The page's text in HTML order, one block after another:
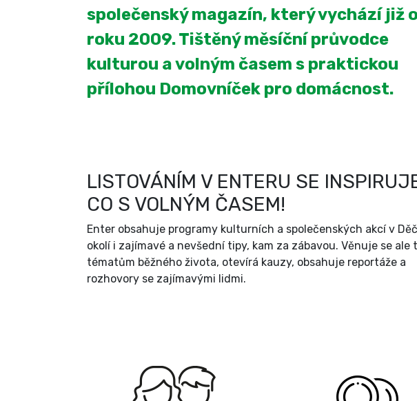
společenský magazín, který vychází již
roku 2009. Tištěný měsíční průvodce
kulturou a volným časem s praktickou
přílohou Domovníček pro domácnost.
LISTOVÁNÍM V ENTERU SE
CO S VOLNÝM ČASEM!
Enter obsahuje programy kulturních a společenských akcí v
okolí i zajímavé a nevšední tipy, kam za zábavou. Věnuje se ale
tématům běžného života, otevírá kauzy, obsahuje reportáže a
rozhovory se zajímavými lidmi.